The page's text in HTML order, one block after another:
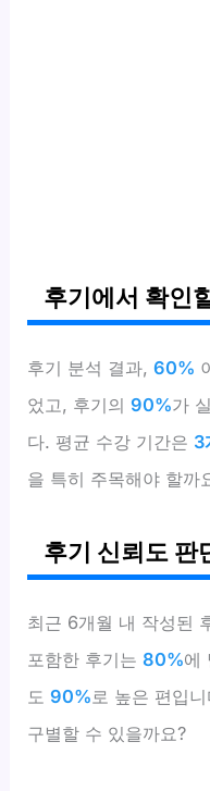
후기에서 확인
후기 분석 결과,60%
었고, 후기의90%가
다. 평균 수강 기간은 3
을 특히 주목해야 할까
후기 신뢰도 판
최근 6개월 내 작성된
포함한 후기는80%에
도90%로 높은 편입
구별할 수 있을까요?